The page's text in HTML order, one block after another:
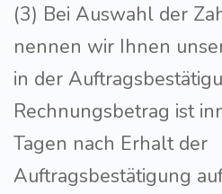
(3) Bei Auswahl der
nennen wir Ihnen
in der
Rechnungsbetrag ist
Tagen nach Erhalt der
Auftragsbestätigung